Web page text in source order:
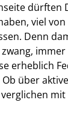
dürften
viel
Denn
erheblich
über